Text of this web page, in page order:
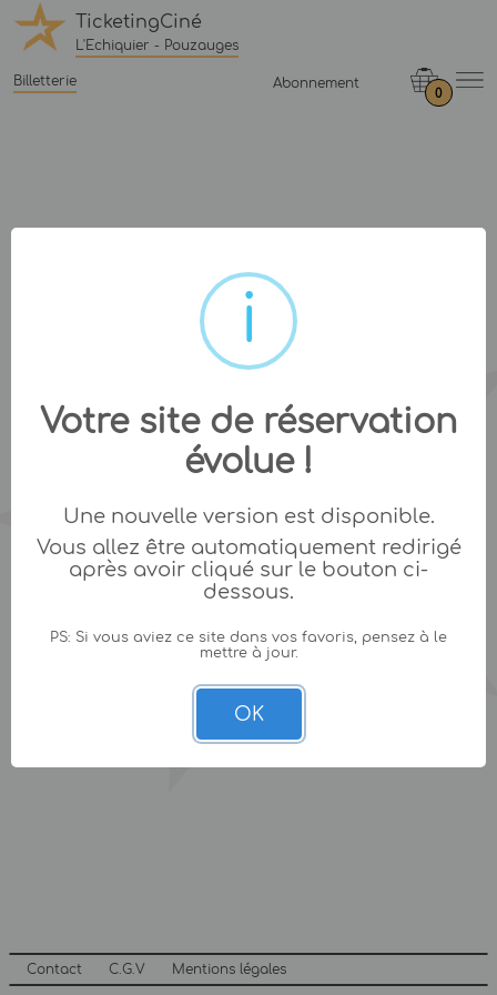
TicketingCiné
L'Echiquier - Pouzauges
Billetterie Abonnement
0
Contact C.G.V Mentions légales
Votre site de réservation
évolue !
Une nouvelle version est disponible.
Vous allez être automatiquement redirigé
après avoir cliqué sur le bouton ci-
dessous.
PS: Si vous aviez ce site dans vos favoris, pensez à le
mettre à jour.
OK